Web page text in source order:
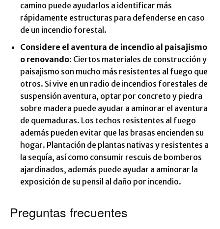
camino puede ayudarlos a identificar más
rápidamente estructuras para defenderse en caso
de un incendio forestal.
Considere el aventura de incendio al paisajismo
o renovando: Ciertos materiales de construcción y
paisajismo son mucho más resistentes al fuego que
otros. Si vive en un radio de incendios forestales de
suspensión aventura, optar por concreto y piedra
sobre madera puede ayudar a aminorar el aventura
de quemaduras. Los techos resistentes al fuego
además pueden evitar que las brasas encienden su
hogar. Plantación de plantas nativas y resistentes a
la sequía, así como consumir rescuis de bomberos
ajardinados, además puede ayudar a aminorar la
exposición de su pensil al daño por incendio.
Preguntas frecuentes